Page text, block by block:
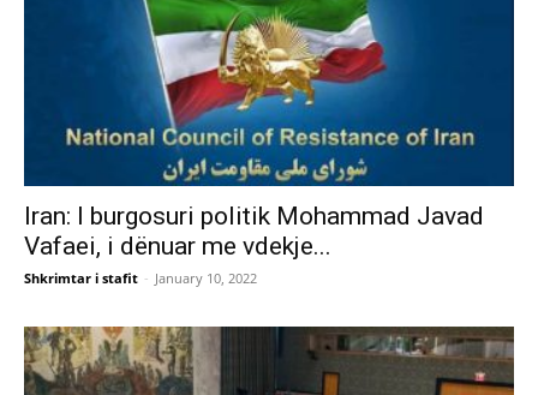
Iran: I burgosuri politik Mohammad Javad
Vafaei, i dënuar me vdekje...
Shkrimtar i stafit - January 10, 2022